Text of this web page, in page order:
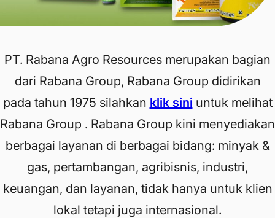
PT. Rabana Agro Resources merupakan bagian
dari Rabana Group, Rabana Group didirikan
pada tahun 1975 silahkan klik sini untuk melihat
Rabana Group . Rabana Group kini menyediakan
berbagai layanan di berbagai bidang: minyak &
gas, pertambangan, agribisnis, industri,
keuangan, dan layanan, tidak hanya untuk klien
lokal tetapi juga internasional.